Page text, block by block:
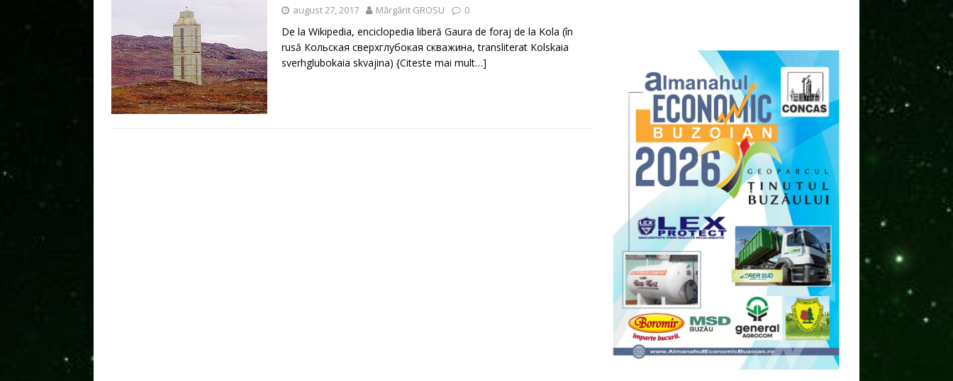
august 27, 2017 Mărgărit GROSU 0
De la Wikipedia, enciclopedia liberă Gaura de foraj de la Kola (în
rusă Кольская сверхглубокая скважина, transliterat Kolskaia
sverhglubokaia skvajina) {Citeste mai mult…]